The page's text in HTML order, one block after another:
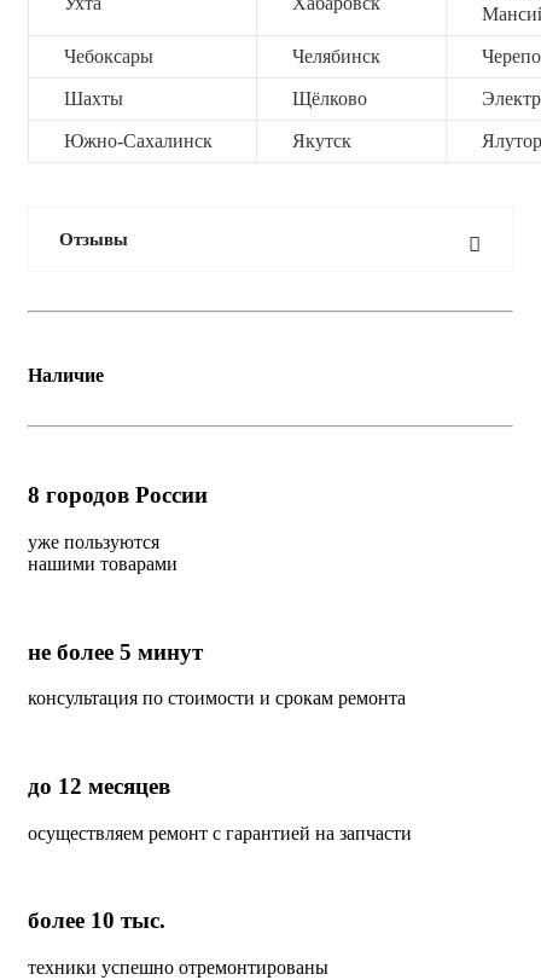
Чебоксары Челябинск
Шахты Щёлково
Южно-Сахалинск Якутск
Отзывы
Наличие
8 городов России
уже пользуются
нашими товарами
не более 5 минут
консультация по стоимости и срокам ремонта
до 12 месяцев
осуществляем ремонт с гарантией на запчасти
более 10 тыс.
техники успешно отремонтированы